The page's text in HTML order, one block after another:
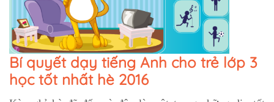
Bí quyết dạy tiếng Anh cho trẻ lớp 3
học tốt nhất hè 2016